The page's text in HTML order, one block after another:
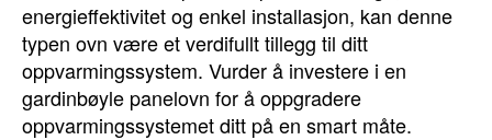
energieffektivitet og enkel installasjon, kan denne
typen ovn være et verdifullt tillegg til ditt
oppvarmingssystem. Vurder å investere i en
gardinbøyle panelovn for å oppgradere
oppvarmingssystemet ditt på en smart måte.